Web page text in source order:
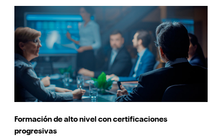
Formación de alto nivel con certificaciones
progresivas